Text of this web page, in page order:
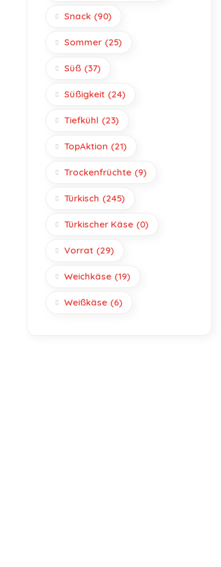
Snack (90)
Sommer (25)
Süß (37)
Süßigkeit (24)
Tiefkühl (23)
TopAktion (21)
Trockenfrüchte (9)
Türkisch (245)
Türkischer Käse (0)
Vorrat (29)
Weichkäse (19)
Weißkäse (6)